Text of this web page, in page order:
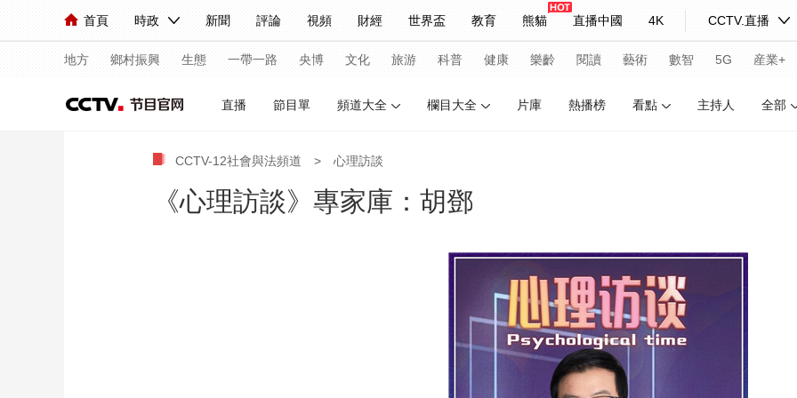
首頁 時政 新聞 評論 視頻 財經 世界盃 教育 熊貓 直播中國 4K CCTV.直播
人民領袖習近平 聯播+ 中國領導人 央視快評 習式妙語 熱解讀 天天學習
直播 片庫 欄目大全 節目單 聽音 微視頻 主持人 下載央視影音
海外頻道 iPanda English Монгол
地方 鄉村振興 生態 一帶一路 央博 文化 旅游 科普 健康 樂齡 閱讀 藝術 數智 5G 産業+
國內 國際 評論 經濟 軍事 科技 法治
4K專區 全景新聞
人生第一次 人生第二次
CBA NBA 中超 國足 國際足球
冰雪道路 足球道路
直播 節目單 頻道大全 欄目大全 片庫 熱播榜 看點 主持人 全部
CCTV-12社會與法頻道 > 心理訪談
《心理訪談》專家庫：胡鄧